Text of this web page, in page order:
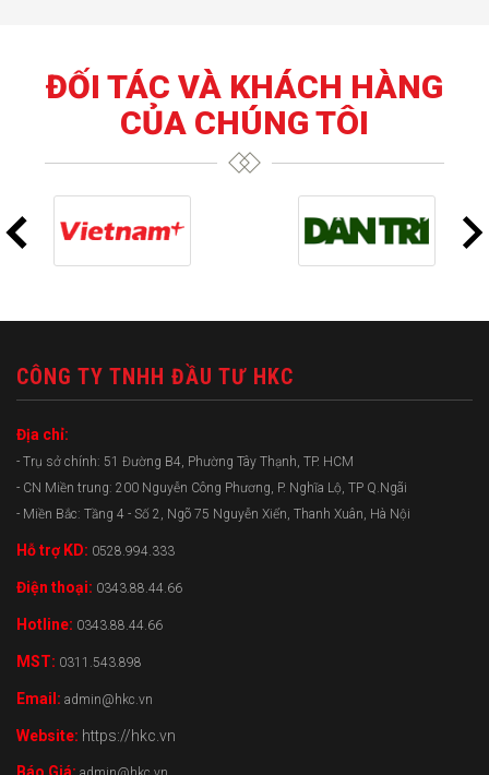
ĐỐI TÁC VÀ KHÁCH HÀNG
CỦA CHÚNG TÔI
CÔNG TY TNHH ĐẦU TƯ HKC
Địa chỉ:
- Trụ sở chính: 51 Đường B4, Phường Tây Thạnh, TP. HCM
- CN Miền trung: 200 Nguyễn Công Phương, P. Nghĩa Lộ, TP Q.Ngãi
- Miền Bắc: Tầng 4 - Số 2, Ngõ 75 Nguyễn Xiển, Thanh Xuân, Hà Nội
Hỗ trợ KD: 0528.994.333
Điện thoại: 0343.88.44.66
Hotline: 0343.88.44.66
MST: 0311.543.898
Email: admin@hkc.vn
Website: https://hkc.vn